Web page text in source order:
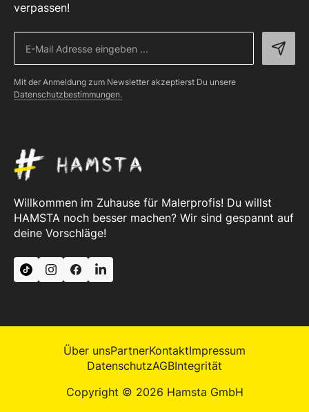
verpassen!
Mit der Anmeldung zum Newsletter akzeptierst Du unsere
Datenschutzbestimmungen.
Willkommen im Zuhause für Malerprofis! Du willst
HAMSTA noch besser machen? Wir sind gespannt auf
deine Vorschläge!
Über unsPartnerKontaktImpressum
DatenschutzAGBIntegrität
Copyright © 2026 Hamsta GmbH